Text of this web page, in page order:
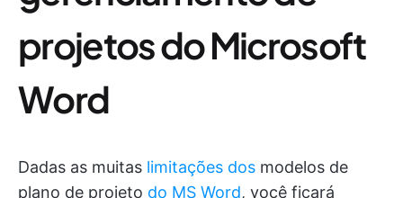
projetos do Microsoft
Word
Dadas as muitas limitações dos modelos de
plano de projeto do MS Word, você ficará